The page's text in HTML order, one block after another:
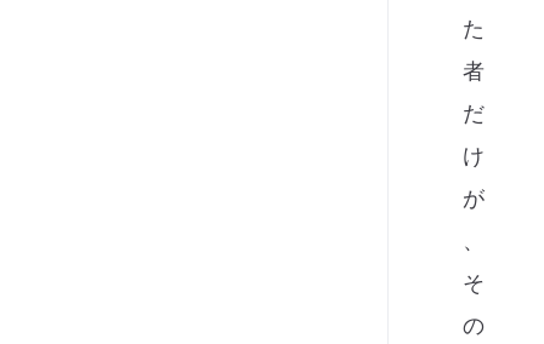
た
者
だ
け
が
、
そ
の